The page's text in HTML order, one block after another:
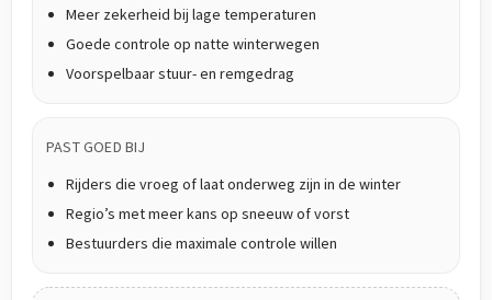
Meer zekerheid bij lage temperaturen
Goede controle op natte winterwegen
Voorspelbaar stuur- en remgedrag
PAST GOED BIJ
Rijders die vroeg of laat onderweg zijn in de winter
Regio’s met meer kans op sneeuw of vorst
Bestuurders die maximale controle willen